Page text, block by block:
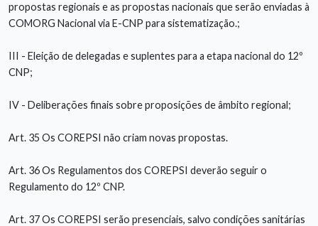
propostas regionais e as propostas nacionais que serão enviadas à
COMORG Nacional via E-CNP para sistematização.;
III - Eleição de delegadas e suplentes para a etapa nacional do 12º
CNP;
IV - Deliberações finais sobre proposições de âmbito regional;
Art. 35 Os COREPSI não criam novas propostas.
Art. 36 Os Regulamentos dos COREPSI deverão seguir o
Regulamento do 12º CNP.
Art. 37 Os COREPSI serão presenciais, salvo condições sanitárias